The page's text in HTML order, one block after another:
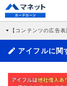
【コンテンツの広告表
す。 これらの広告を経
社に対して企業から紹
商品を根拠なくPRする
>提携企業一覧
アイフルに関